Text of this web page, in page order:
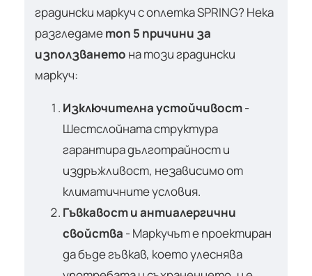
градински маркуч с оплетка SPRING? Нека
разгледаметоп 5 причини за
използването на този градински
маркуч:
Изключителна устойчивост-
Шестслойната структура
гарантира дълготрайност и
издръжливост, независимо от
климатичните условия.
Гъвкавост и антиалергични
свойства - Маркучът е проектиран
да бъде гъвкав, което улеснява